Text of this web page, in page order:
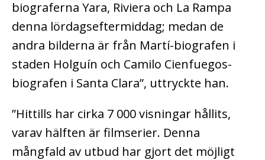
biograferna Yara, Riviera och La Rampa
denna lördagseftermiddag; medan de
andra bilderna är från Martí-biografen i
staden Holguín och Camilo Cienfuegos-
biografen i Santa Clara”, uttryckte han.
”Hittills har cirka 7 000 visningar hållits,
varav hälften är filmserier. Denna
mångfald av utbud har gjort det möjligt